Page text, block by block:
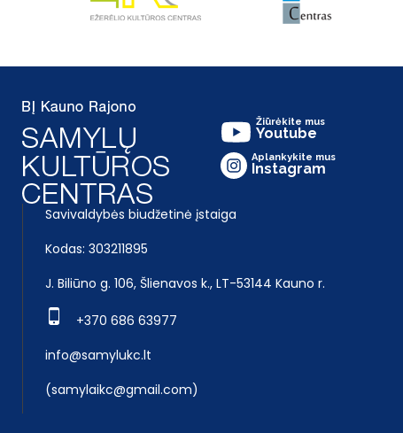
Žiūrėkite mus
Youtube
Aplankykite mus
Instagram
Savivaldybės biudžetinė įstaiga
Kodas: 303211895
J. Biliūno g. 106, Šlienavos k., LT-53144 Kauno r.
+370 686 63977
info@samylukc.lt
(samylaikc@gmail.com)